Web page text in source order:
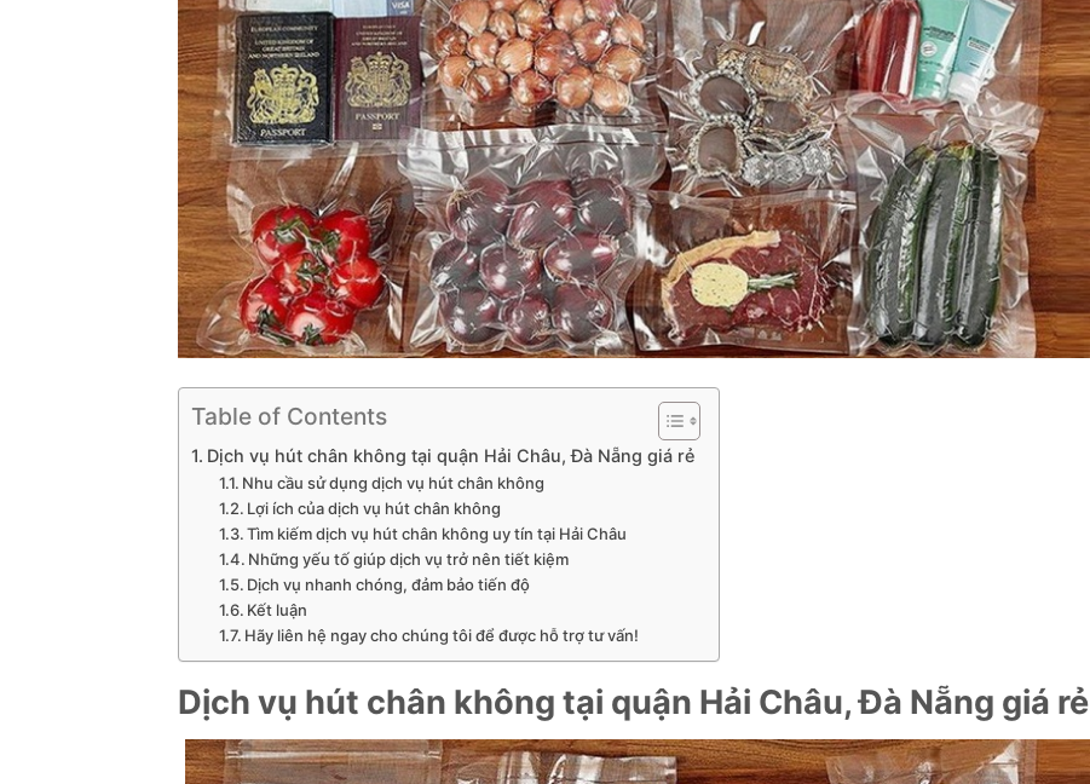
Table of Contents
Dịch vụ hút chân không tại quận Hải Châu, Đà Nẵng giá rẻ
Nhu cầu sử dụng dịch vụ hút chân không
Lợi ích của dịch vụ hút chân không
Tìm kiếm dịch vụ hút chân không uy tín tại Hải Châu
Những yếu tố giúp dịch vụ trở nên tiết kiệm
Dịch vụ nhanh chóng, đảm bảo tiến độ
Kết luận
Hãy liên hệ ngay cho chúng tôi để được hỗ trợ tư vấn!
Dịch vụ hút chân không tại quận Hải Châu, Đà Nẵng giá rẻ